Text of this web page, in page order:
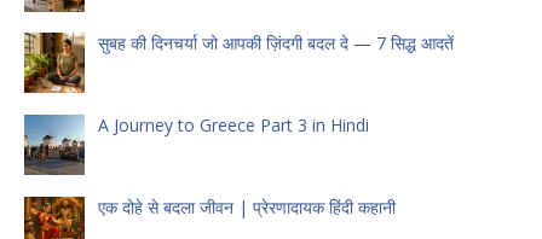
सुबह की दिनचर्या जो आपकी ज़िंदगी बदल दे — 7 सिद्ध आदतें
A Journey to Greece Part 3 in Hindi
एक दोहे से बदला जीवन | प्रेरणादायक हिंदी कहानी